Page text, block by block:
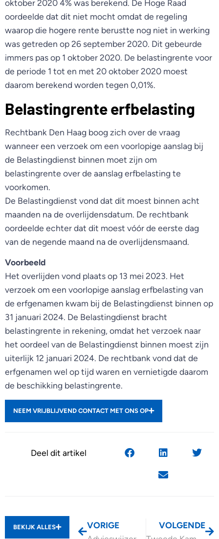
oktober 2020 4% was berekend. De Hoge Raad
oordeelde dat dit niet mocht omdat de regeling
waarop die hogere rente berustte nog niet in werking
was getreden op 26 september 2020. Dit gebeurde
immers pas op 1 oktober 2020. De belastingrente voor
de periode 1 tot en met 20 oktober 2020 moest
daarom berekend worden tegen 0,01%.
Belastingrente erfbelasting
Rechtbank Den Haag boog zich over de vraag
wanneer een verzoek om een voorlopige aanslag bij
de Belastingdienst binnen moet zijn om
belastingrente over de aanslag erfbelasting te
voorkomen.
De Belastingdienst vond dat dit moest binnen acht
maanden na de overlijdensdatum. De rechtbank
oordeelde echter dat dit moest vóór de eerste dag
van de negende maand na de overlijdensmaand.
Voorbeeld
Het overlijden vond plaats op 13 mei 2023. Het
verzoek om een voorlopige aanslag erfbelasting van
de erfgenamen kwam bij de Belastingdienst binnen op
31 januari 2024. De Belastingdienst bracht
belastingrente in rekening, omdat het verzoek naar
het oordeel van de Belastingdienst binnen moest zijn
uiterlijk 12 januari 2024. De rechtbank vond dat de
erfgenamen wel op tijd waren en vernietigde daarom
de beschikking belastingrente.
NEEM VRIJBLIJVEND CONTACT MET ONS OP
Deel dit artikel
BEKIJK ALLES
VORIGE
VOLGENDE